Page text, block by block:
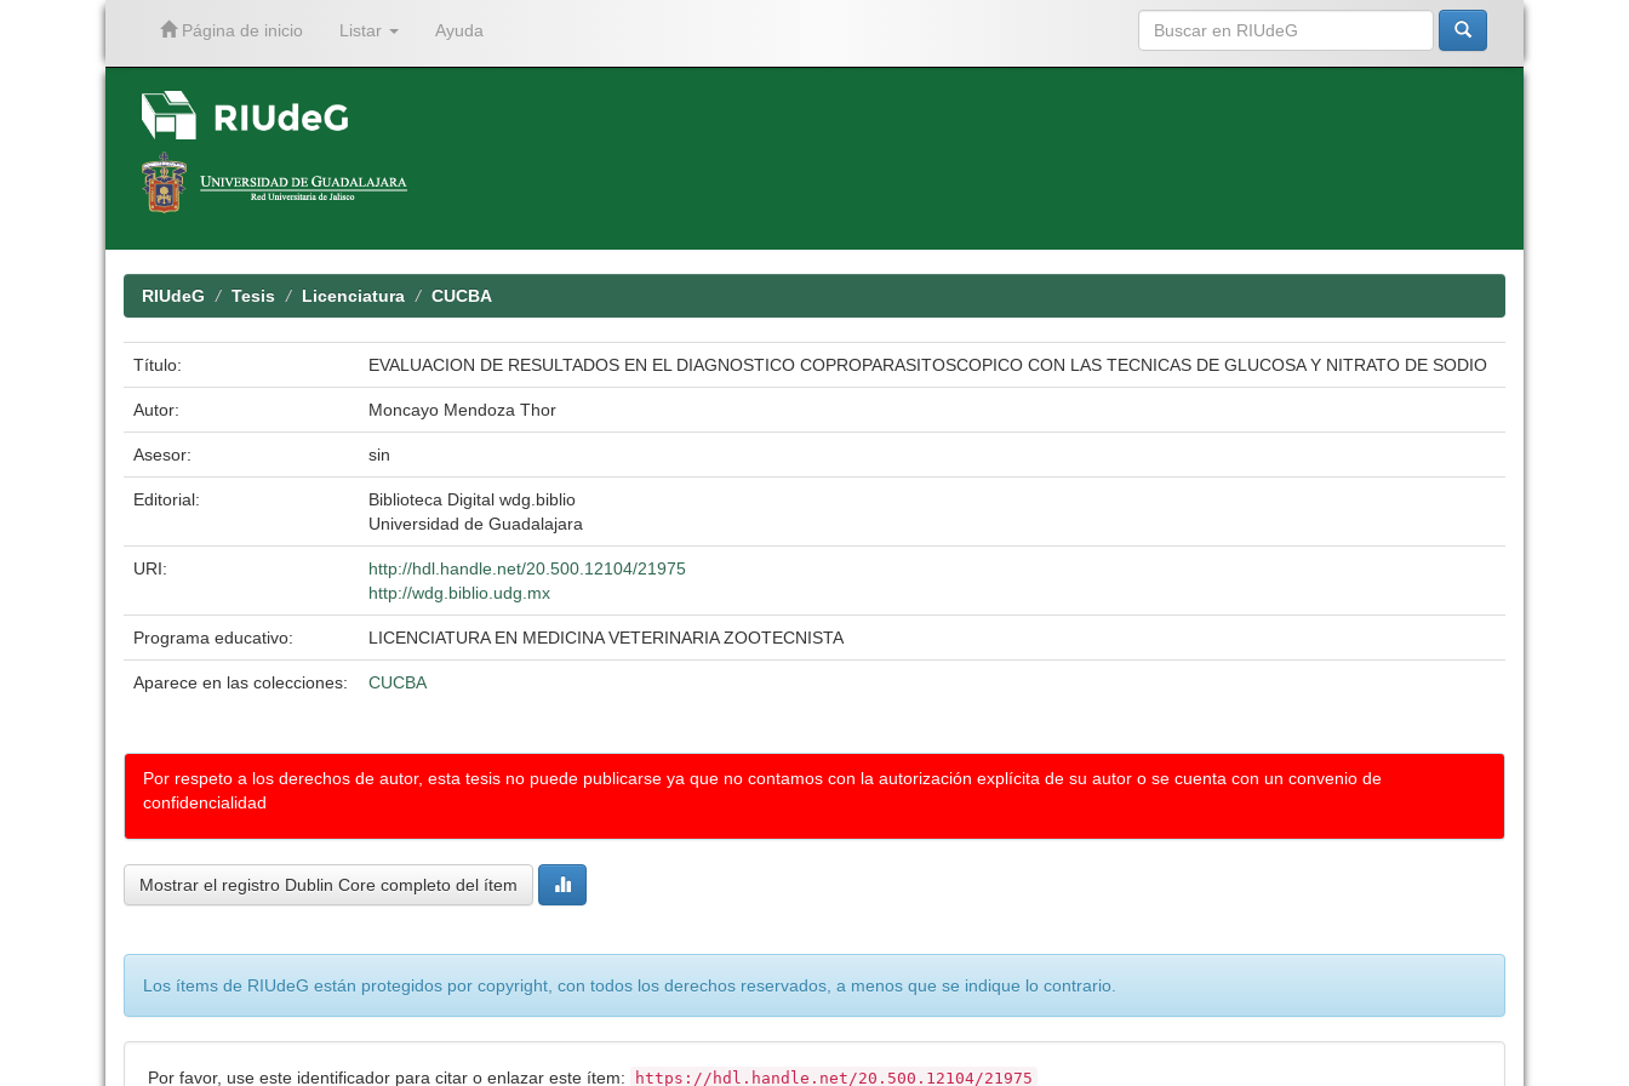
Página de inicio Listar Ayuda
RIUdeG Tesis Licenciatura CUCBA
Título: EVALUACION DE RESULTADOS EN EL DIAGNOSTICO COPROPARASITOSCOPICO CON LAS TECNICAS DE GLUCOSA Y NITRATO DE SODIO
Autor: Moncayo Mendoza Thor
Asesor: sin
Editorial:
Biblioteca Digital wdg.biblio
Universidad de Guadalajara
URI:
http://hdl.handle.net/20.500.12104/21975
http://wdg.biblio.udg.mx
Programa educativo: LICENCIATURA EN MEDICINA VETERINARIA ZOOTECNISTA
Aparece en las colecciones: CUCBA
Por respeto a los derechos de autor, esta tesis no puede publicarse ya que no contamos con la autorización explícita de su autor o se cuenta con un convenio de
confidencialidad
Mostrar el registro Dublin Core completo del ítem
Los ítems de RIUdeG están protegidos por copyright, con todos los derechos reservados, a menos que se indique lo contrario.
Por favor, use este identificador para citar o enlazar este ítem: https://hdl.handle.net/20.500.12104/21975